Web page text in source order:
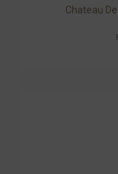
Chateau